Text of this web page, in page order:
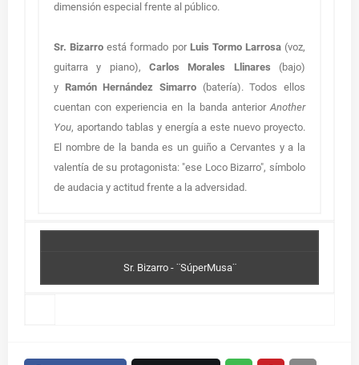
dimensión especial frente al público.
Sr. Bizarro está formado por Luis Tormo Larrosa(voz,
guitarra y piano), Carlos Morales Llinares (bajo)
y Ramón Hernández Simarro (batería). Todos ellos
cuentan con experiencia en la banda anteriorAnother
You, aportando tablas y energía a este nuevo proyecto.
El nombre de la banda es un guiño a Cervantes y a la
valentía de su protagonista: "ese Loco Bizarro", símbolo
de audacia y actitud frente a la adversidad.
Sr. Bizarro - ¨SúperMusa¨